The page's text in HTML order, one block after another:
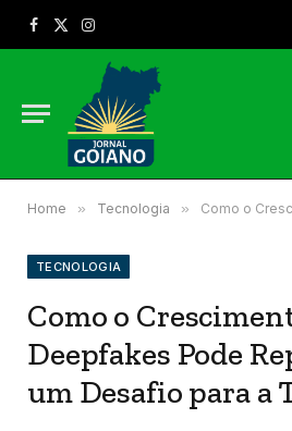
Facebook
X
Instagram
Home » Tecnologia » Como o Crescimento das
TECNOLOGIA
Como o
Deepfakes Pode
um Desafio para a